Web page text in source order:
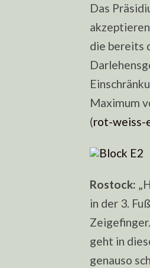
Das
die bereits
Maximum
(rot-weiss-
Rostock:
in der 3.
geht in
genauso